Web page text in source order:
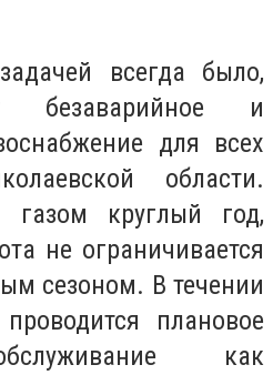
всегда было,
и
для всех
области.
газом круглый год,
не ограничивается
сезоном. В течении
плановое
как